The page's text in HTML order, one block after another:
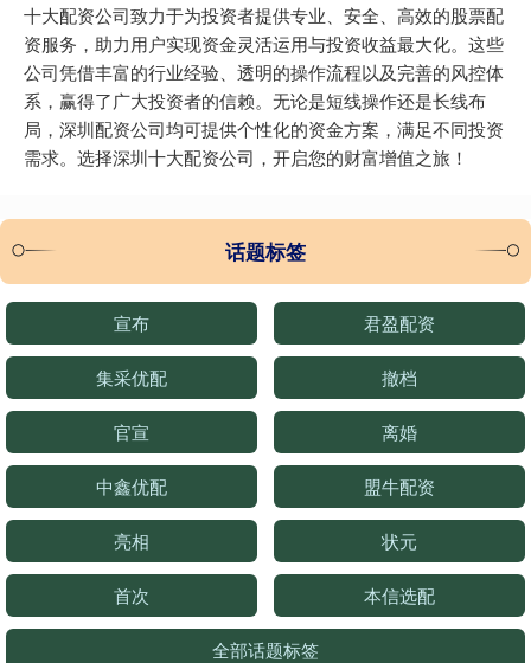
十大配资公司致力于为投资者提供专业、安全、高效的股票配
资服务，助力用户实现资金灵活运用与投资收益最大化。这些
公司凭借丰富的行业经验、透明的操作流程以及完善的风控体
系，赢得了广大投资者的信赖。无论是短线操作还是长线布
局，深圳配资公司均可提供个性化的资金方案，满足不同投资
需求。选择深圳十大配资公司，开启您的财富增值之旅！
话题标签
宣布 君盈配资
集采优配 撤档
官宣 离婚
中鑫优配 盟牛配资
亮相 状元
首次 本信选配
全部话题标签